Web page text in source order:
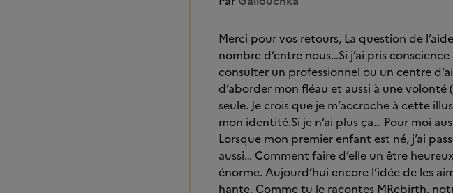
Merci pour vos retours, La question de
nombre d’entre nous…Si j’ai pris
consulter un professionnel ou un centre
d’aborder mon fléau et aussi à une
seule. Je crois que je m’accroche à cette
mon identité.Si je n’ai plus ça… Pour moi
Lorsque mon premier enfant est né, j’ai
aussi… Comment faire d’elle un être
énorme. Aujourd’hui encore l’idée de les
hante. Comme tu le racontes MRebirth,